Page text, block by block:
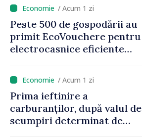
/ Acum 1 zi
Peste 500 de gospodării au
primit EcoVouchere pentru
electrocasnice eficiente
/ Acum 1 zi
Prima ieftinire a
carburanților, după valul de
scumpiri determinat de